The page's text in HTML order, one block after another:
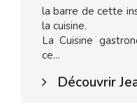
la barre de cette
la cuisine.
La Cuisine
ce...
Découvrir